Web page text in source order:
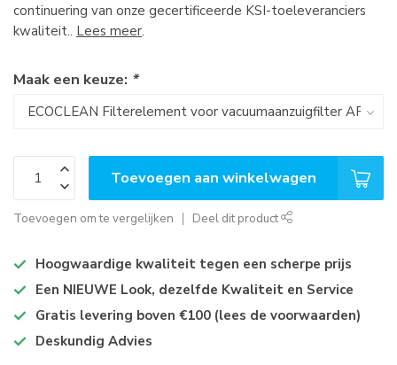
continuering van onze gecertificeerde KSI-toeleveranciers
kwaliteit.. Lees meer.
Maak een keuze: *
Toevoegen aan winkelwagen
Toevoegen om te vergelijken Deel dit product
Hoogwaardige kwaliteit tegen een scherpe prijs
Een NIEUWE Look, dezelfde Kwaliteit en Service
Gratis levering boven €100 (lees de voorwaarden)
Deskundig Advies